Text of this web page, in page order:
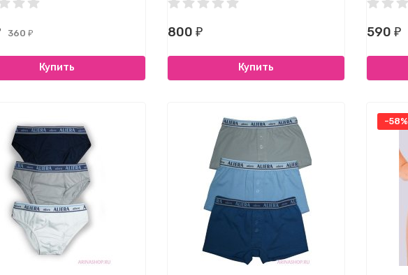
360 ₽
Купить
800 ₽
Купить
590 ₽
-58%